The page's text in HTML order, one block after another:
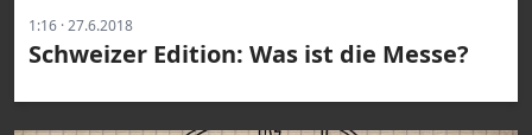
1:16 · 27.6.2018
Schweizer Edition: Was ist die Messe?